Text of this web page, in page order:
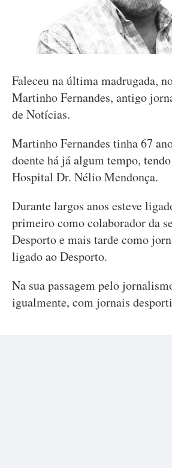
Faleceu na última madrugada,
Martinho Fernandes, antigo
de Notícias.
Martinho Fernandes tinha 67
doente há já algum tempo,
Hospital Dr. Nélio Mendonça.
Durante largos anos esteve
primeiro como colaborador da
Desporto e mais tarde como
ligado ao Desporto.
Na sua passagem pelo
igualmente, com jornais